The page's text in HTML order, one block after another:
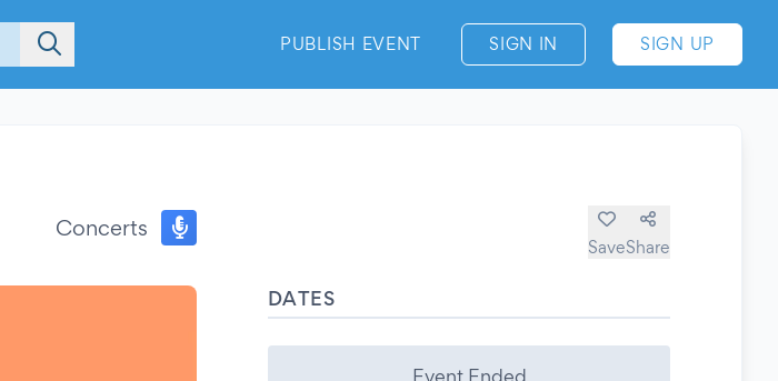
PUBLISH EVENT SIGN IN SIGN UP
Concerts
SaveShare
DATES
Event Ended